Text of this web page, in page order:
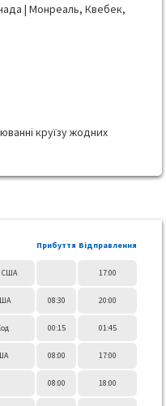
| Монреаль, Квебек,
круїзу жодних
Прибуття Відправлення
США 17:00
08:30 20:00
00:15 01:45
08:00 17:00
08:00 18:00